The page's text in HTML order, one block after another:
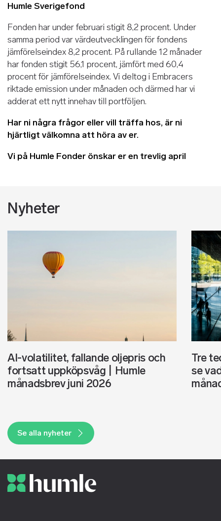
Humle Sverigefond
Fonden har under februari stigit 8,2 procent. Under
samma period var värdeutvecklingen för fondens
jämförelseindex 8,2 procent. På rullande 12 månader
har fonden stigit 56,1 procent, jämfört med 60,4
procent för jämförelseindex. Vi deltog i Embracers
riktade emission under månaden och därmed har vi
adderat ett nytt innehav till portföljen.
Har ni några frågor eller vill träffa hos, är ni
hjärtligt välkomna att höra av er.
Vi på Humle Fonder önskar er en trevlig april
Nyheter
AI-volatilitet, fallande oljepris och
fortsatt uppköpsvåg | Humle
månadsbrev juni 2026
Tre
se
Se alla nyheter